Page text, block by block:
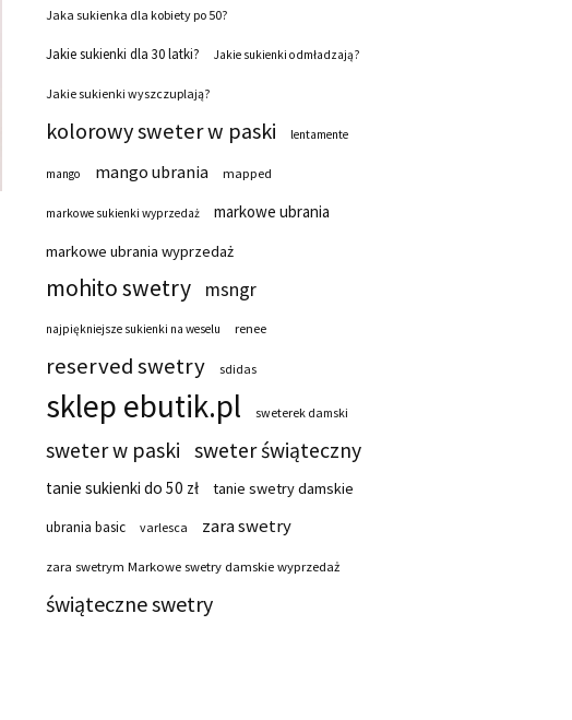
Jaka sukienka dla kobiety po 50?
Jakie sukienki dla 30 latki? Jakie sukienki odmładzają?
Jakie sukienki wyszczuplają?
kolorowy sweter w paski lentamente
mango mango ubrania mapped
markowe sukienki wyprzedaż markowe ubrania
markowe ubrania wyprzedaż
mohito swetry msngr
najpiękniejsze sukienki na weselu renee
reserved swetry sdidas
sklep ebutik.pl sweterek damski
sweter w paski sweter świąteczny
tanie sukienki do 50 zł tanie swetry damskie
ubrania basic varlesca zara swetry
zara swetrym Markowe swetry damskie wyprzedaż
świąteczne swetry